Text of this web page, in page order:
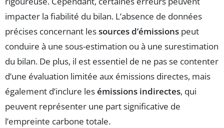
impacter la fiabilité du bilan. L’absence de données
précises concernant lessources d’émissions peut
conduire à une sous-estimation ou à une surestimation
du bilan. De plus, il est essentiel de ne pas se contenter
d’une évaluation limitée aux émissions directes, mais
également d’inclure lesémissions indirectes, qui
peuvent représenter une part significative de
l’empreinte carbone totale.